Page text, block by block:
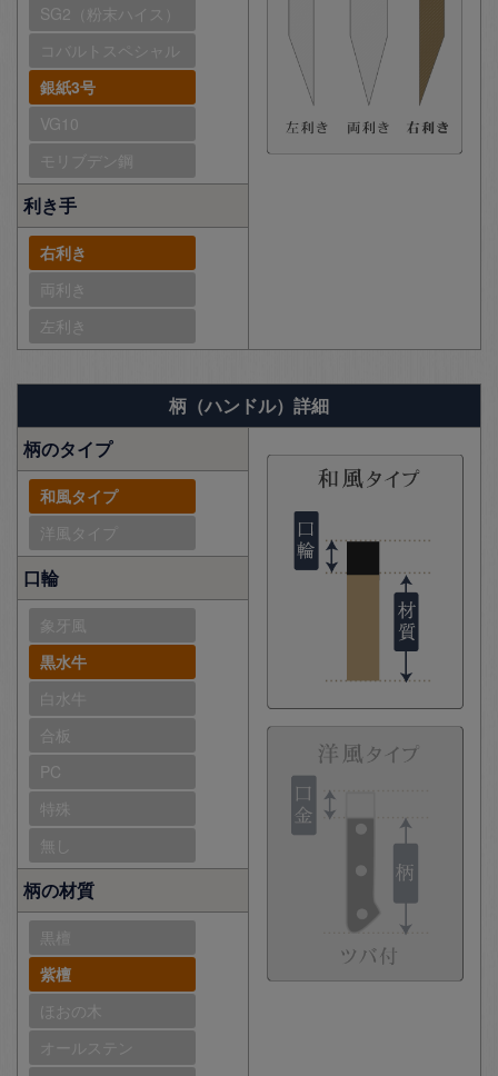
SG2（粉末ハイス）
コバルトスペシャル
銀紙3号
VG10
モリブデン鋼
利き手
右利き
両利き
左利き
柄（ハンドル）詳細
柄のタイプ
和風タイプ
洋風タイプ
口輪
象牙風
黒水牛
白水牛
合板
PC
特殊
無し
柄の材質
黒檀
紫檀
ほおの木
オールステン